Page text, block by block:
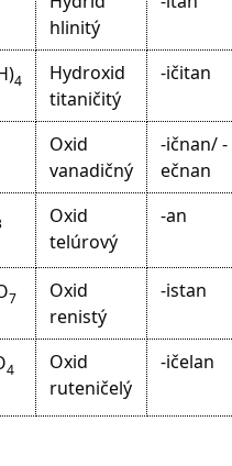
hlinitý
4
Hydroxid
titaničitý
-ičitan
Oxid
vanadičný
-ičnan/ -
ečnan
Oxid
telúrový
-an
7
Oxid
renistý
-istan
4
Oxid
ruteničelý
-ičelan